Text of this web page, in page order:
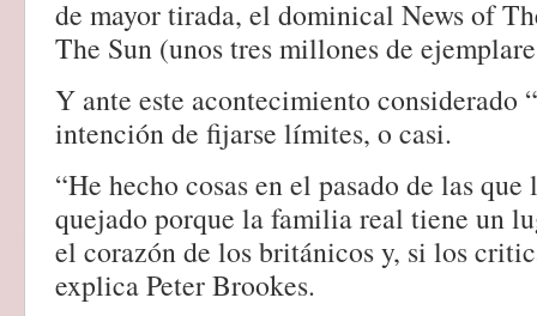
de mayor tirada, el dominical News of
The Sun (unos tres millones de
Y ante este acontecimiento considerado
intención de fijarse límites, o casi.
“He hecho cosas en el pasado de las que
quejado porque la familia real tiene un
el corazón de los británicos y, si los
explica Peter Brookes.